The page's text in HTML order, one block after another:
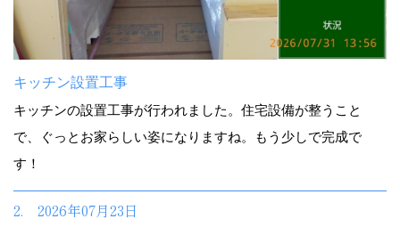
キッチン設置工事
キッチンの設置工事が行われました。住宅設備が整うこと
で、ぐっとお家らしい姿になりますね。もう少しで完成で
す！
2. 2026年07月23日